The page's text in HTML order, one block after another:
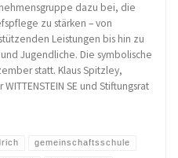
dazu bei, die
zu stärken – von
Leistungen bis hin zu
Jugendliche. Die symbolische
statt. Klaus Spitzley,
SE und Stiftungsrat
gemeinschaftsschule